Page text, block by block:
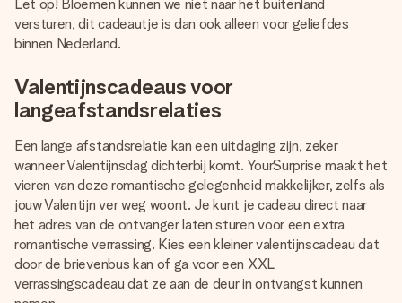
Let op! Bloemen kunnen we niet naar het buitenland
versturen, dit cadeautje is dan ook alleen voor geliefdes
binnen Nederland.
Valentijnscadeaus voor
langeafstandsrelaties
Een lange afstandsrelatie kan een uitdaging zijn, zeker
wanneer Valentijnsdag dichterbij komt. YourSurprise maakt het
vieren van deze romantische gelegenheid makkelijker, zelfs als
jouw Valentijn ver weg woont. Je kunt je cadeau direct naar
het adres van de ontvanger laten sturen voor een extra
romantische verrassing. Kies een kleiner valentijnscadeau dat
door de brievenbus kan of ga voor een XXL
verrassingscadeau dat ze aan de deur in ontvangst kunnen